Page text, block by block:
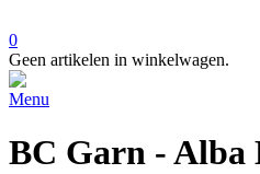
0
Geen artikelen in winkelwagen.
Menu
BC Garn - Alba